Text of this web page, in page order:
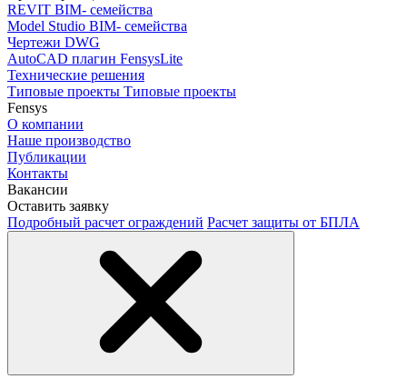
REVIT BIM- семейства
Model Studio BIM- семейства
Чертежи DWG
AutoCAD плагин FensysLite
Технические решения
Типовые проекты Типовые проекты
Fensys
О компании
Наше производство
Публикации
Контакты
Вакансии
Оставить заявку
Подробный расчет ограждений Расчет защиты от БПЛА